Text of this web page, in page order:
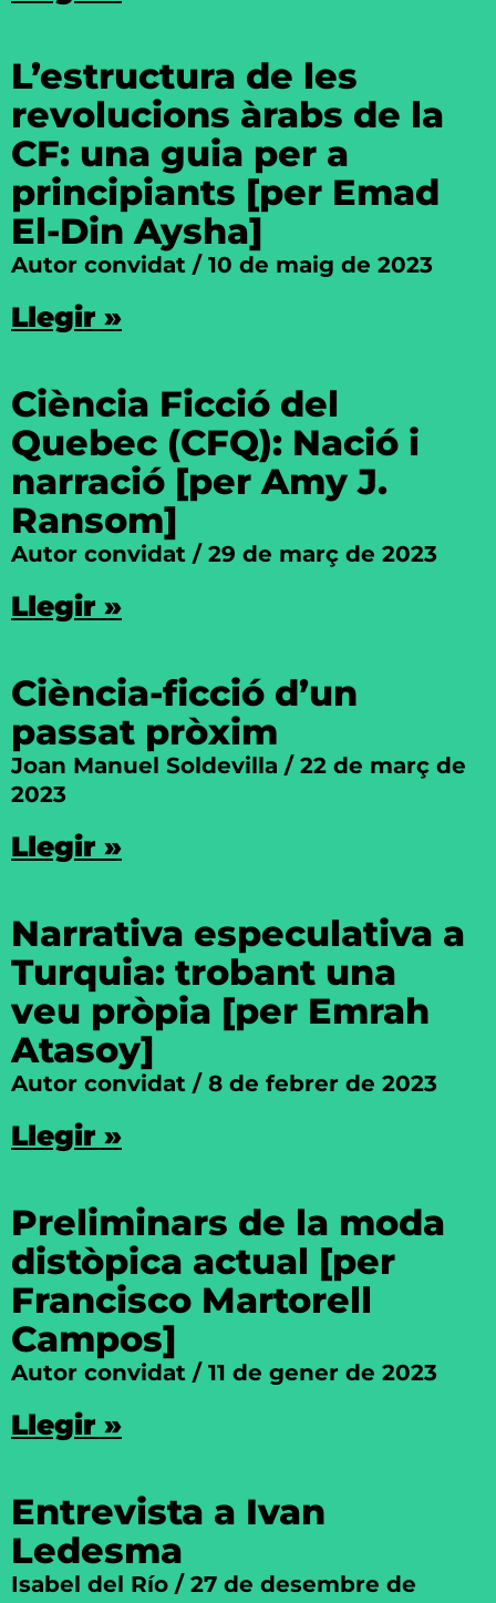
L’estructura de les
revolucions àrabs de la
CF: una guia per a
principiants [per Emad
El-Din Aysha]
Autor convidat 10 de maig de 2023
Llegir »
Ciència Ficció del
Quebec (CFQ): Nació i
narració [per Amy J.
Ransom]
Autor convidat 29 de març de 2023
Llegir »
Ciència-ficció d’un
passat pròxim
Joan Manuel Soldevilla
22 de març de
2023
Llegir »
Narrativa especulativa a
Turquia: trobant una
veu pròpia [per Emrah
Atasoy]
Autor convidat 8 de febrer de 2023
Llegir »
Preliminars de la moda
distòpica actual [per
Francisco Martorell
Campos]
Autor convidat 11 de gener de 2023
Llegir »
Entrevista a Ivan
Ledesma
Isabel del Río 27 de desembre de